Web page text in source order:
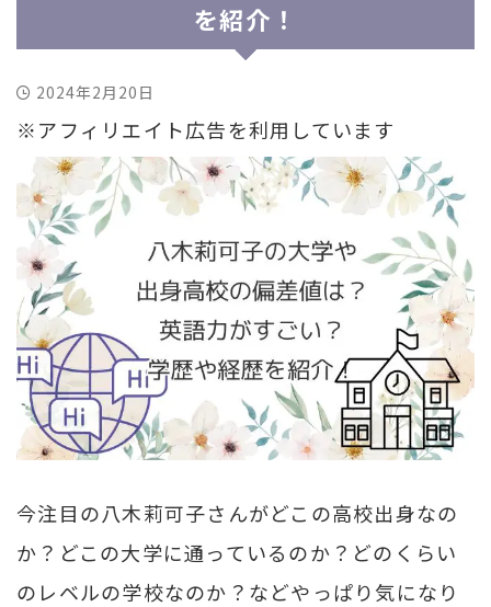
を紹介！
2024年2月20日
※アフィリエイト広告を利用しています
今注目の八木莉可子さんがどこの高校出身なの
か？どこの大学に通っているのか？どのくらい
のレベルの学校なのか？などやっぱり気になり